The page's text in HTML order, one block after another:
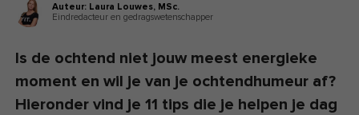
Auteur: Laura Louwes, MSc.
Eindredacteur en gedragswetenschapper
Is de ochtend niet jouw meest energieke
moment en wil je van je ochtendhumeur af?
Hieronder vind je 11 tips die je helpen je dag